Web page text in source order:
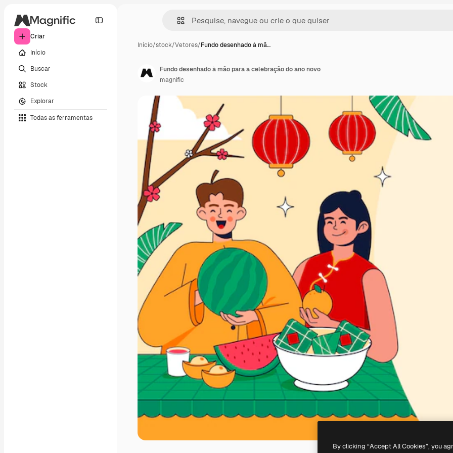
Criar
Início
Buscar
Stock
Explorar
Todas as ferramentas
Início/stock/Vetores/Fundo desenhado à mã…
Fundo desenhado à mão para a celebração do ano novo
magnific
By clicking “Accept All Cookies”, you